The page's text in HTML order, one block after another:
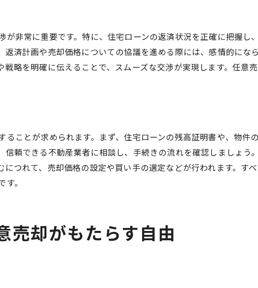
不動産売却における倫理的な考慮
住宅ローン返済困難時に活用したい任意売却の知識
任意売却後の生活設計
専門家によるサポートの活用
不動産売却の未来任意売却が開く新たな道
技術革新と不動産売却の変化
非常に重要です。特に、住宅ローンの返済状況を正確に把握し
済計画や売却価格についての協議を進める際には、感情的にな
略を明確に伝えることで、スムーズな交渉が実現します。任意
ことが求められます。まず、住宅ローンの残高証明書や、物件
頼できる不動産業者に相談し、手続きの流れを確認しましょう
つれて、売却価格の設定や買い手の選定などが行われます。す
。
売却がもたらす自由